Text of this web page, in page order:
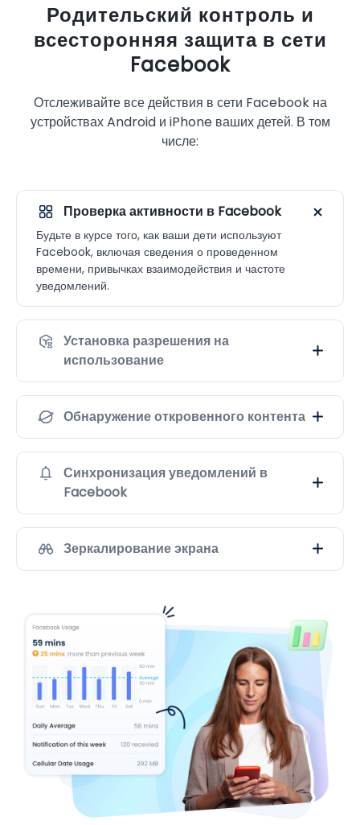
Родительский контроль и
всесторонняя защита в сети
Facebook
Отслеживайте все действия в сети Facebook на
устройствах Android и iPhone ваших детей. В том
числе:
Проверка активности в Facebook
Будьте в курсе того, как ваши дети используют
Facebook, включая сведения о проведенном
времени, привычках взаимодействия и частоте
уведомлений.
Установка разрешения на
использование
Обнаружение откровенного контента
Синхронизация уведомлений в
Facebook
Зеркалирование экрана